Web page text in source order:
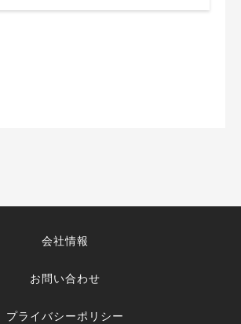
会社情報
お問い合わせ
プライバシーポリシー